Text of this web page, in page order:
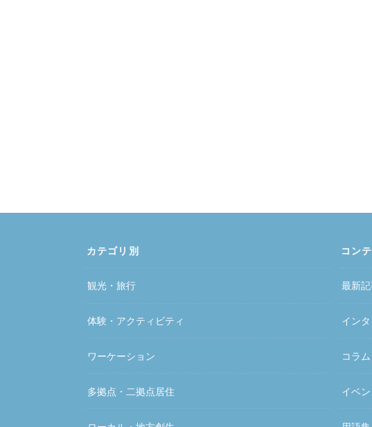
カテゴリ別
観光・旅行
体験・アクティビティ
ワーケーション
多拠点・二拠点居住
コン
最新
イン
コラム
イベ